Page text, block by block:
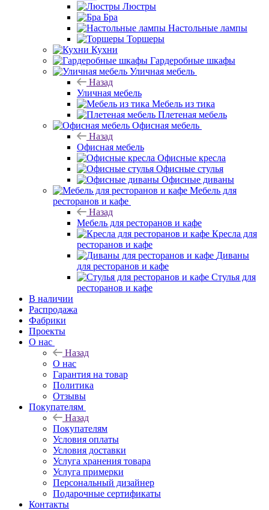
Люстры
Бра
Настольные лампы
Торшеры
Кухни
Гардеробные шкафы
Уличная мебель
Назад
Уличная мебель
Мебель из тика
Плетеная мебель
Офисная мебель
Назад
Офисная мебель
Офисные кресла
Офисные стулья
Офисные диваны
Мебель для
ресторанов и кафе
Назад
Мебель для ресторанов и кафе
Кресла для
ресторанов и кафе
Диваны
для ресторанов и кафе
Стулья для
ресторанов и кафе
В наличии
Распродажа
Фабрики
Проекты
О нас
Назад
О нас
Гарантия на товар
Политика
Отзывы
Покупателям
Назад
Покупателям
Условия оплаты
Условия доставки
Услуга хранения товара
Услуга примерки
Персональный дизайнер
Подарочные сертификаты
Контакты